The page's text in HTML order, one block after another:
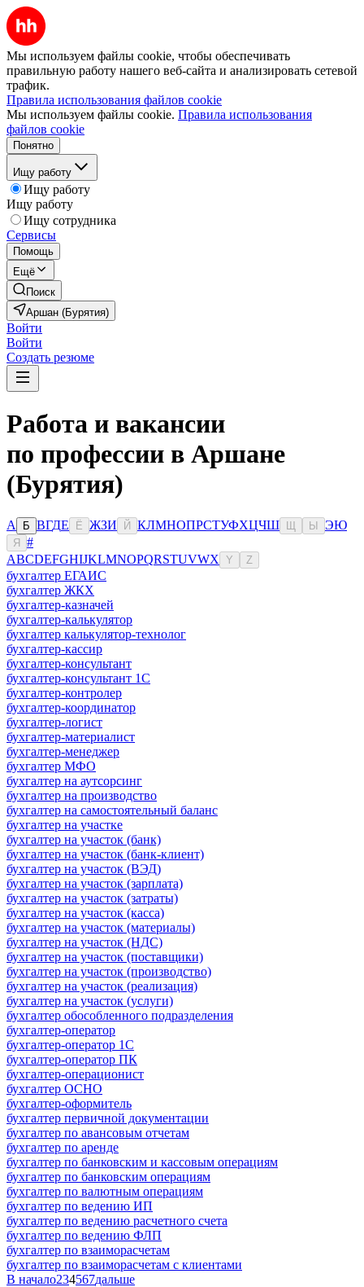
Мы используем файлы cookie, чтобы обеспечивать
правильную работу нашего веб-сайта и анализировать сетевой
трафик.
Правила использования файлов cookie
Мы используем файлы cookie. Правила использования
файлов cookie
Понятно
Ищу работу
Ищу работу
Ищу работу
Ищу сотрудника
Сервисы
Помощь
Ещё
Поиск
Аршан (Бурятия)
Войти
Войти
Создать резюме
Работа и вакансии
по профессии в Аршане
(Бурятия)
А Б ВГДЕ Ё ЖЗИ Й КЛМНОПРСТУФХЦЧШ Ы ЭЮ
Я
#
ABCDEFGHIJKLMNOPQRSTUVWX Y Z
бухгалтер ЕГАИС
бухгалтер ЖКХ
бухгалтер-казначей
бухгалтер-калькулятор
бухгалтер калькулятор-технолог
бухгалтер-кассир
бухгалтер-консультант
бухгалтер-консультант 1С
бухгалтер-контролер
бухгалтер-координатор
бухгалтер-логист
бухгалтер-материалист
бухгалтер-менеджер
бухгалтер МФО
бухгалтер на аутсорсинг
бухгалтер на производство
бухгалтер на самостоятельный баланс
бухгалтер на участке
бухгалтер на участок (банк)
бухгалтер на участок (банк-клиент)
бухгалтер на участок (ВЭД)
бухгалтер на участок (зарплата)
бухгалтер на участок (затраты)
бухгалтер на участок (касса)
бухгалтер на участок (материалы)
бухгалтер на участок (НДС)
бухгалтер на участок (поставщики)
бухгалтер на участок (производство)
бухгалтер на участок (реализация)
бухгалтер на участок (услуги)
бухгалтер обособленного подразделения
бухгалтер-оператор
бухгалтер-оператор 1С
бухгалтер-оператор ПК
бухгалтер-операционист
бухгалтер ОСНО
бухгалтер-оформитель
бухгалтер первичной документации
бухгалтер по авансовым отчетам
бухгалтер по аренде
бухгалтер по банковским и кассовым операциям
бухгалтер по банковским операциям
бухгалтер по валютным операциям
бухгалтер по ведению ИП
бухгалтер по ведению расчетного счета
бухгалтер по ведению ФЛП
бухгалтер по взаиморасчетам
бухгалтер по взаиморасчетам с клиентами
В начало234567дальше